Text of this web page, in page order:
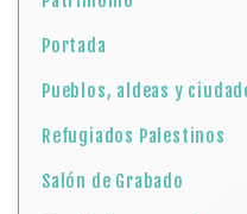
Portada
Pueblos, aldeas y
Refugiados Palestinos
Salón de Grabado